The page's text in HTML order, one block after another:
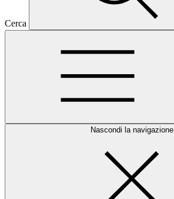
Cerca
Nascondi la navigazione